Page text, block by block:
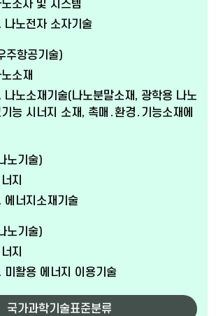
소자 및 시스템
노전자 소자기술
항공기술)
소재
노소재기술(나노분말소재, 광학용 나노
능 시너지 소재, 촉매․환경․기능소재에
노기술)
지
너지소재기술
노기술)
지
활용 에너지 이용기술
국가과학기술표준분류